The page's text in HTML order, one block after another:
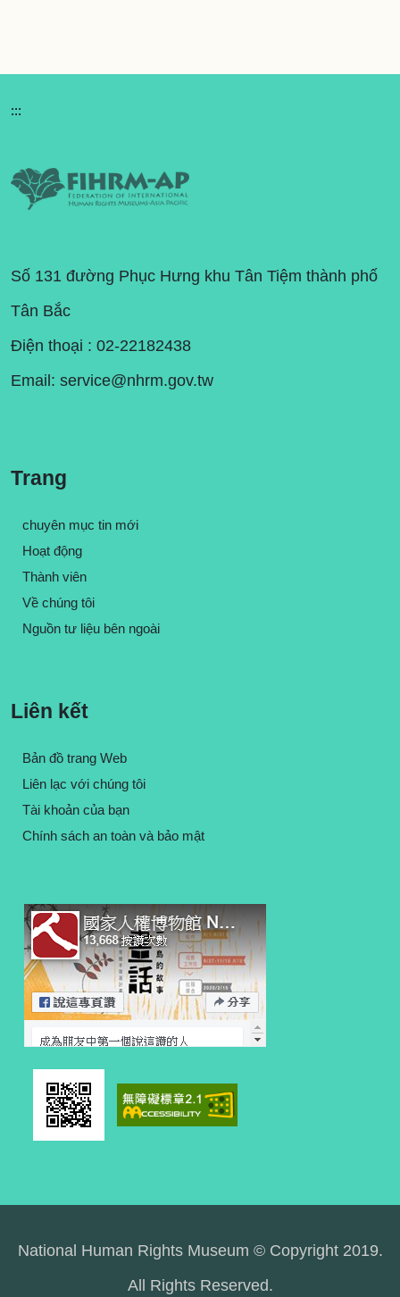
:::
Số 131 đường Phục Hưng khu Tân Tiệm thành phố
Tân Bắc
Điện thoại : 02-22182438
Email: service@nhrm.gov.tw
Trang
chuyên mục tin mới
Hoạt động
Thành viên
Về chúng tôi
Nguồn tư liệu bên ngoài
Liên kết
Bản đồ trang Web
Liên lạc với chúng tôi
Tài khoản của bạn
Chính sách an toàn và bảo mật
National Human Rights Museum © Copyright 2019.
All Rights Reserved.